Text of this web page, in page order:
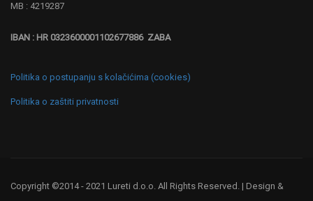
MB : 4219287
IBAN : HR 0323600001102677886 ZABA
Politika o postupanju s kolačićima (cookies)
Politika o zaštiti privatnosti
Copyright ©2014 - 2021 Lureti d.o.o. All Rights Reserved. | Design &